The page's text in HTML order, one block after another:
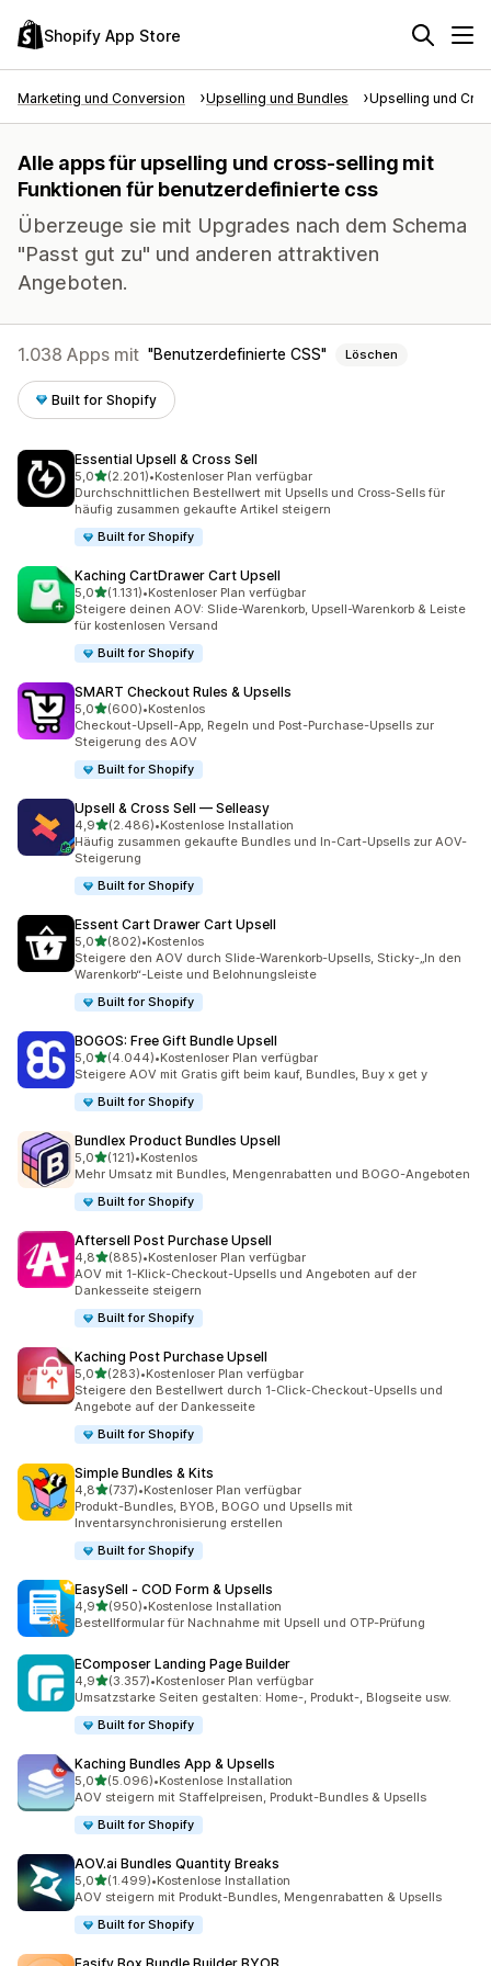
Shopify App Store
Marketing und Conversion Upselling und Bundles Upselling und
Alle apps für upselling und cross-selling mit
Funktionen für benutzerdefinierte css
Überzeuge sie mit Upgrades nach dem Schema
"Passt gut zu" und anderen attraktiven
Angeboten.
1.038 Apps mit Benutzerdefinierte CSS Löschen
Built for Shopify
Essential Upsell & Cross Sell
5,0von 5 Sternen
(2.201)
2201 Rezensionen insgesamt
•Kostenloser Plan verfügbar
Durchschnittlichen Bestellwert mit Upsells und Cross-Sells für
häufig zusammen gekaufte Artikel steigern
Built for Shopify
Kaching CartDrawer Cart Upsell
5,0von 5 Sternen
(1.131)
1131 Rezensionen insgesamt
•Kostenloser Plan verfügbar
Steigere deinen AOV: Slide-Warenkorb, Upsell-Warenkorb & Leiste
für kostenlosen Versand
Built for Shopify
SMART Checkout Rules & Upsells
5,0von 5 Sternen
(600)
600 Rezensionen insgesamt
•Kostenlos
Checkout-Upsell-App, Regeln und Post-Purchase-Upsells zur
Steigerung des AOV
Built for Shopify
Upsell & Cross Sell — Selleasy
4,9von 5 Sternen
(2.486)
2486 Rezensionen insgesamt
•Kostenlose Installation
Häufig zusammen gekaufte Bundles und In-Cart-Upsells zur AOV-
Steigerung
Built for Shopify
Essent Cart Drawer Cart Upsell
5,0von 5 Sternen
(802)
802 Rezensionen insgesamt
•Kostenlos
Steigere den AOV durch Slide-Warenkorb-Upsells, Sticky-„In den
Warenkorb“-Leiste und Belohnungsleiste
Built for Shopify
BOGOS: Free Gift Bundle Upsell
5,0von 5 Sternen
(4.044)
4044 Rezensionen insgesamt
•Kostenloser Plan verfügbar
Steigere AOV mit Gratis gift beim kauf, Bundles, Buy x get y
Built for Shopify
Bundlex Product Bundles Upsell
5,0von 5 Sternen
(121)
121 Rezensionen insgesamt
•Kostenlos
Mehr Umsatz mit Bundles, Mengenrabatten und BOGO-Angeboten
Built for Shopify
Aftersell Post Purchase Upsell
4,8von 5 Sternen
(885)
885 Rezensionen insgesamt
•Kostenloser Plan verfügbar
AOV mit 1-Klick-Checkout-Upsells und Angeboten auf der
Dankesseite steigern
Built for Shopify
Kaching Post Purchase Upsell
5,0von 5 Sternen
(283)
283 Rezensionen insgesamt
•Kostenloser Plan verfügbar
Steigere den Bestellwert durch 1-Click-Checkout-Upsells und
Angebote auf der Dankesseite
Built for Shopify
Simple Bundles & Kits
4,8von 5 Sternen
(737)
737 Rezensionen insgesamt
•Kostenloser Plan verfügbar
Produkt-Bundles, BYOB, BOGO und Upsells mit
Inventarsynchronisierung erstellen
Built for Shopify
EasySell ‑ COD Form & Upsells
4,9von 5 Sternen
(950)
950 Rezensionen insgesamt
•Kostenlose Installation
Bestellformular für Nachnahme mit Upsell und OTP-Prüfung
EComposer Landing Page Builder
4,9von 5 Sternen
(3.357)
3357 Rezensionen insgesamt
•Kostenloser Plan verfügbar
Umsatzstarke Seiten gestalten: Home-, Produkt-, Blogseite usw.
Built for Shopify
Kaching Bundles App & Upsells
5,0von 5 Sternen
(5.096)
5096 Rezensionen insgesamt
•Kostenlose Installation
AOV steigern mit Staffelpreisen, Produkt-Bundles & Upsells
Built for Shopify
AOV.ai Bundles Quantity Breaks
5,0von 5 Sternen
(1.499)
1499 Rezensionen insgesamt
•Kostenlose Installation
AOV steigern mit Produkt-Bundles, Mengenrabatten & Upsells
Built for Shopify